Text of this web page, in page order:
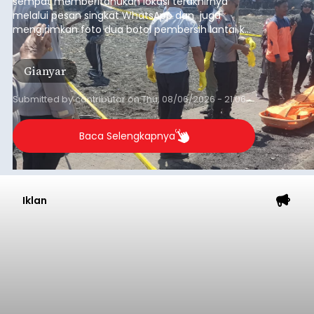
melalui pesan singkat WhatsApp dan juga
mengirimkan foto dua botol pembersih lantai ke
istrinya.
Gianyar
Submitted bycontributoronThu, 08/06/2026 - 21:06
Baca Selengkapnya
Iklan